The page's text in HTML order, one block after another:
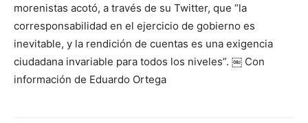
morenistas acotó, a través de su Twitter, que “la
corresponsabilidad en el ejercicio de gobierno es
inevitable, y la rendición de cuentas es una exigencia
ciudadana invariable para todos los niveles”. ￼ Con
información de Eduardo Ortega